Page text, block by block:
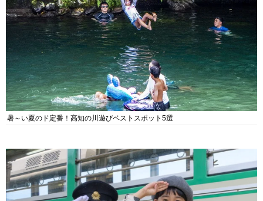
暑～い夏のド定番！高知の川遊びベストスポット5選